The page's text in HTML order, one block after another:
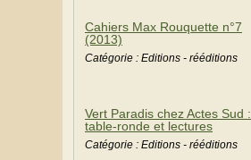
Cahiers Max Rouquette n°7
(2013)
Catégorie : Editions - rééditions
Vert Paradis chez Actes Sud :
table-ronde et lectures
Catégorie : Editions - rééditions